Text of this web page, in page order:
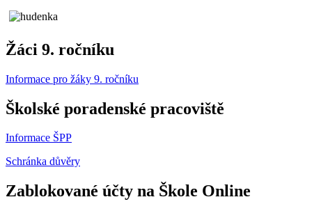
Žáci 9. ročníku
Informace pro žáky 9. ročníku
Školské poradenské pracoviště
Informace ŠPP
Schránka důvěry
Zablokované účty na Škole Online